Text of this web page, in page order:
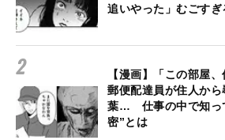
追いやった」むごすぎ
【漫画】「この部屋
郵便配達員が住人か
葉… 仕事の中で知っ
密”とは